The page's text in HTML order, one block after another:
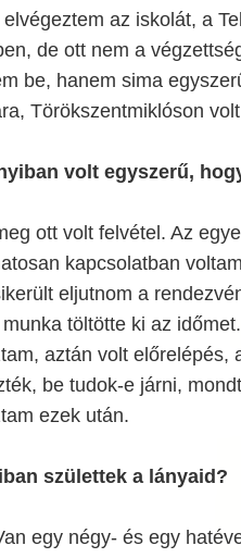
az iskolát, a
de ott nem a
be, hanem sima
Törökszentmiklóson
volt egyszerű,
ott volt felvétel. Az
kapcsolatban
eljutnom a
töltötte ki az
aztán volt előrelépés,
be tudok-e járni,
ezek után.
születtek a lányaid?
egy négy- és egy